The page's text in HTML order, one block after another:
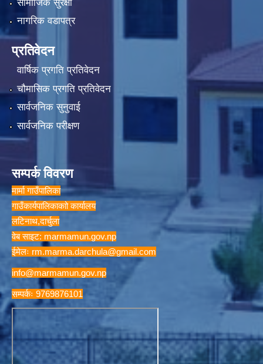
सामाजिक सुरक्षा
नागरिक वडापत्र
प्रतिवेदन
वार्षिक प्रगति प्रतिवेदन
चौमासिक प्रगति प्रतिवेदन
सार्वजनिक सुनुवाई
सार्वजनिक परीक्षण
सम्पर्क विवरण
मार्मा गाउँपालिका
गाउँकार्यपालिकाकाो कार्यालय
लटिनाथ,दार्चुला
वेब साइट: marmamun.gov.np
ईमेलः rm.marma.darchula@gmail.com
info@marmamun.gov.np
सम्पर्कः 9769876101